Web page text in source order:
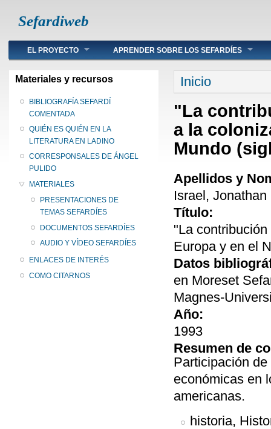
Sefardiweb
Main menu
EL PROYECTO APRENDER SOBRE LOS SEFARDÍES
Materiales y recursos
BIBLIOGRAFÍA SEFARDÍ
COMENTADA
QUIÉN ES QUIÉN EN LA
LITERATURA EN LADINO
CORRESPONSALES DE ÁNGEL
PULIDO
MATERIALES
PRESENTACIONES DE
TEMAS SEFARDÍES
DOCUMENTOS SEFARDÍES
AUDIO Y VÍDEO SEFARDÍES
ENLACES DE INTERÉS
COMO CITARNOS
Se encuentra
Inicio
"La
a la
Mundo
Apellidos y
Israel, Jonathan
Título:
"La
Europa y en el
Datos
en Moreset
Magnes-
Año:
1993
Resumen de
Participación
económicas en
americanas.
historia,